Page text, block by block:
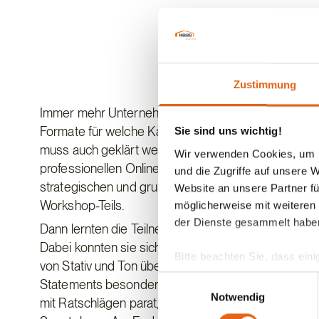
Zustimmung
Sie sind uns wichtig!
Wir verwenden Cookies,
und die Zugriffe auf unsere
Website an unsere Partner
möglicherweise mit
der Dienste gesammelt
Bitte beachten Sie, dass
anderes Datenschutzniveau
Übereinstimmung mit den
Einwilligungsauswahl
Notwendig
Immer mehr Unternehmen nutzen Videos für die
Formate für welche Kanäle am besten geeignet
muss auch geklärt werden, auf welchen Kanälen
professionellen Onlinemarketing auch die Themen
strategischen und grundsätzlichen Überlegungen
Workshop-Teils.
Dann lernten die Teilnehmer, mit mobilen End-
Dabei konnten sie sich in mehreren praktischen
von Stativ und Ton üben. Ferner wurde ihnen
Statements besonders achten muss. Während der
mit Ratschlägen parat, sondern verrieten auch